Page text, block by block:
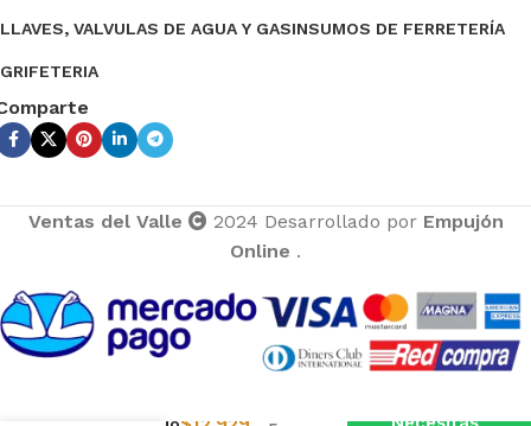
LLAVES, VALVULAS DE AGUA Y GASINSUMOS DE FERRETERÍA
GRIFETERIA
Ventas del Valle 2024 Desarrollado por Empujón
Online .